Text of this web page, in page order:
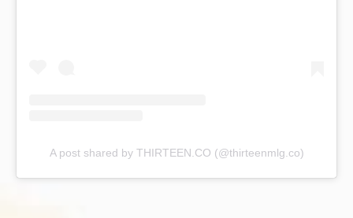
A post shared by THIRTEEN.CO (@thirteenmlg.co)